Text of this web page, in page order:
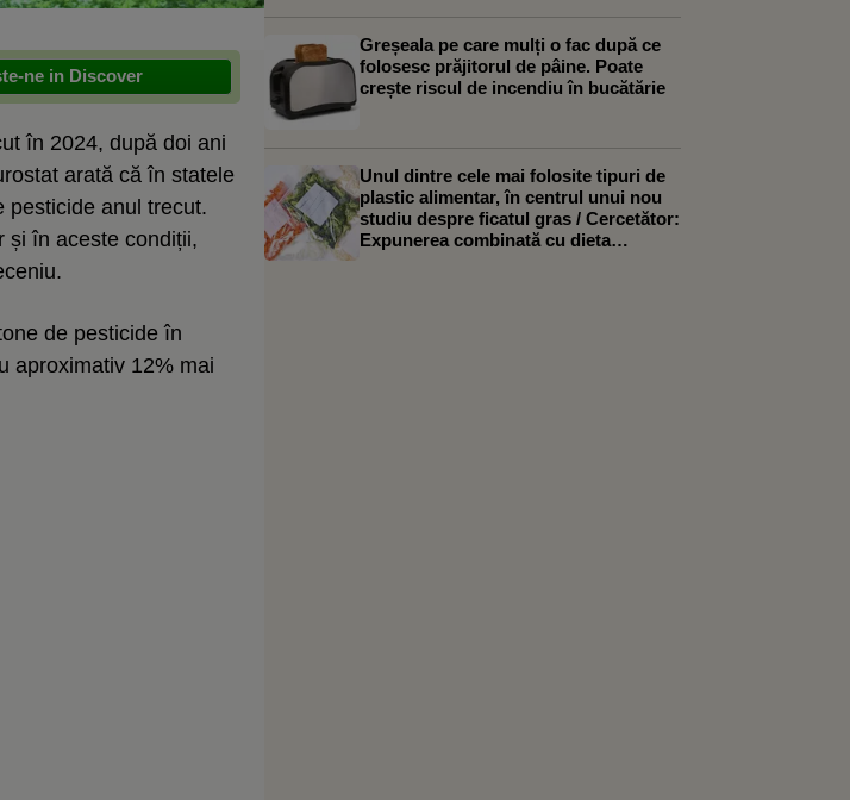
ne in Discover
în 2024, după doi ani
arată că în statele
pesticide anul trecut.
și în aceste condiții,
de pesticide în
aproximativ 12% mai
Greșeala pe care mulți o fac după ce
folosesc prăjitorul de pâine. Poate
crește riscul de incendiu în bucătărie
Unul dintre cele mai folosite tipuri de
plastic alimentar, în centrul unui nou
studiu despre ficatul gras / Cercetător:
Expunerea combinată cu dieta